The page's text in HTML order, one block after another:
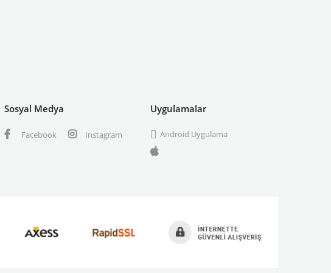
Sosyal Medya
Facebook Instagram
Uygulamalar
Android Uygulama